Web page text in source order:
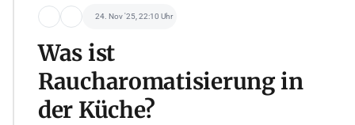
24. Nov '25, 22:10 Uhr
Was ist
Raucharomatisierung in
der Küche?